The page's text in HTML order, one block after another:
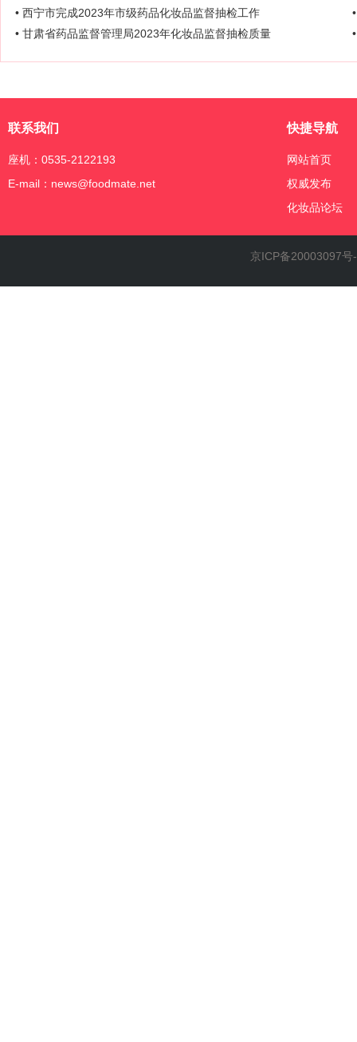
• 西宁市完成2023年市级药品化妆品监督抽检工作
• 甘肃省药品监督管理局2023年化妆品监督抽检质量
联系我们
座机：0535-2122193
E-mail：news@foodmate.net
快捷导航
网站首页
权威发布
化妆品论坛
京ICP备20003097号